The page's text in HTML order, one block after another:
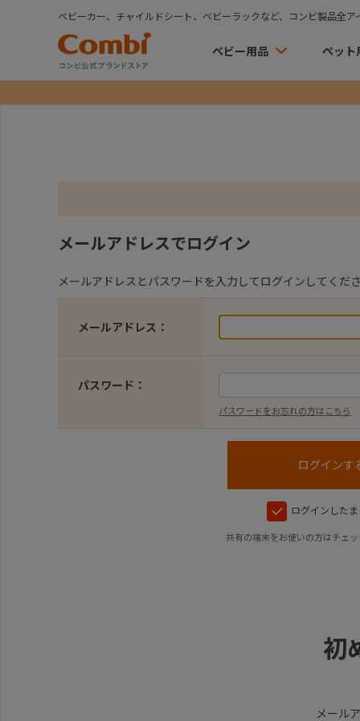
ベビーカー、チャイルドシート、ベビーラックなど、コンビ製品全ア
ベビー用品 ペット
メールアドレスでログイン
メールアドレスとパスワードを入力してログインしてくださ
メールアドレス：
パスワード：
パスワードをお忘れの方はこちら
ログインした
共有の端末をお使いの方はチェ
初
メール